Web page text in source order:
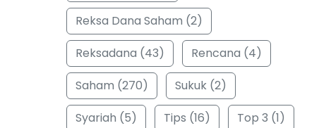
Reksa Dana Saham (2)
Reksadana (43)
Rencana (4)
Saham (270)
Sukuk (2)
Syariah (5)
Tips (16)
Top 3 (1)